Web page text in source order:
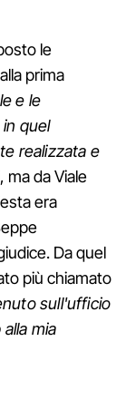
le
prima
e le
quel
realizzata e
ma da Viale
era
Da quel
più chiamato
sull'ufficio
mia